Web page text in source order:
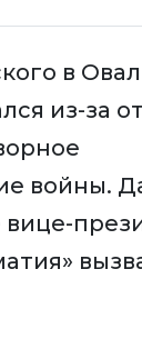
в
из-за
войны.
вице-